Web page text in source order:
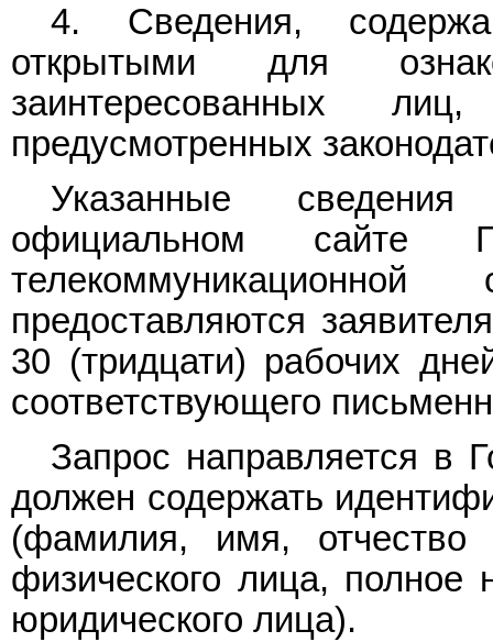
4. Сведения,
открытыми для
заинтересованных
предусмотренных
Указанные
официальном сайте
предоставляются
30 (тридцати) рабочих
соответствующего
Запрос направляется в
должен содержать
(фамилия, имя, отчество
физического лица, полное
юридического лица).